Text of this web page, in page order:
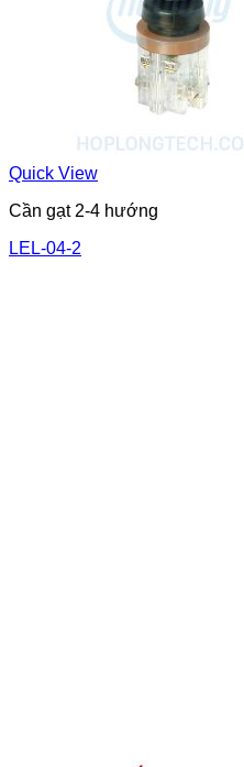
Quick View
Cần gạt 2-4 hướng
LEL-04-2